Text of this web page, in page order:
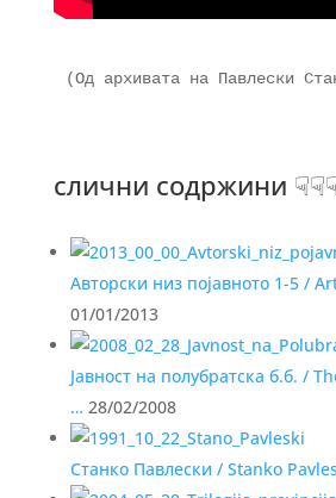
(Од архивата на Павлески
слични содржини
Авторски низ појавното 1-5 /
01/01/2013
Јавност на полубратска б.б. /
… 28/02/2008
Станко Павлески / Stanko